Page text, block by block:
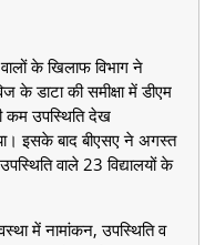
वालों के खिलाफ विभाग ने
के डाटा की समीक्षा में डीएम
कम उपस्थिति देख
इसके बाद बीएसए ने अगस्त
वाले 23 विद्यालयों के
में नामांकन, उपस्थिति व